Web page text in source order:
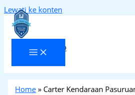
Lewati ke konten
Laja Transindo
Home » Carter Kendaraan